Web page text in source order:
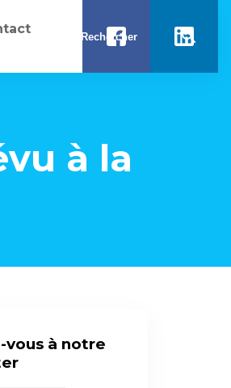
à la
vous à notre